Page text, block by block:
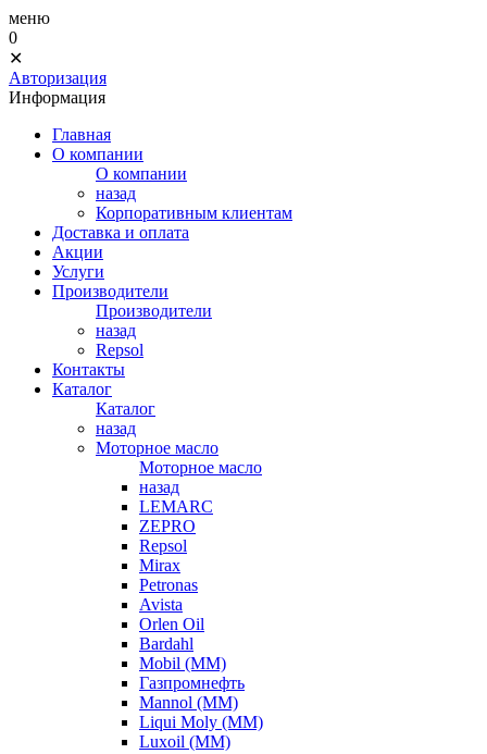
меню
0
✕
Авторизация
Информация
Главная
О компании
О компании
назад
Корпоративным клиентам
Доставка и оплата
Акции
Услуги
Производители
Производители
назад
Repsol
Контакты
Каталог
Каталог
назад
Моторное масло
Моторное масло
назад
LEMARC
ZEPRO
Repsol
Mirax
Petronas
Avista
Orlen Oil
Bardahl
Mobil (ММ)
Газпромнефть
Mannol (ММ)
Liqui Moly (ММ)
Luxoil (ММ)